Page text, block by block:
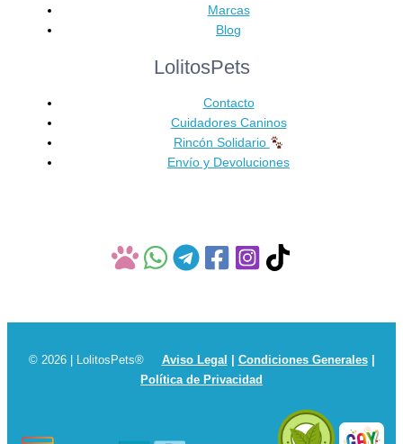
opciones
se
elegir
la
página
de
producto
Marcas
Blog
LolitosPets
Contacto
Cuidadores Caninos
Rincón Solidario
Envío y Devoluciones
© 2026 | LolitosPets® Aviso Legal Condiciones Generales|
Política de Privacidad